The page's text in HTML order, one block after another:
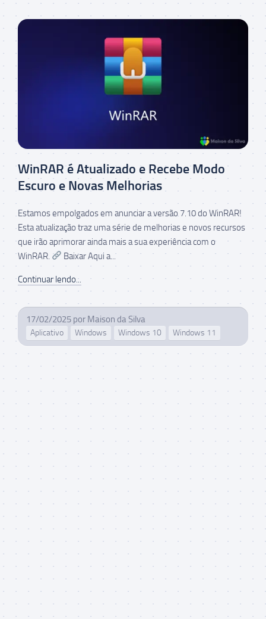
WinRAR é Atualizado e Recebe Modo
Escuro e Novas Melhorias
Estamos empolgados em anunciar a versão 7.10 do WinRAR!
Esta atualização traz uma série de melhorias e novos recursos
que irão aprimorar ainda mais a sua experiência com o
WinRAR.
Baixar Aqui a...
Continuar lendo...
17/02/2025 por Maison da Silva
Aplicativo Windows Windows 10 Windows 11